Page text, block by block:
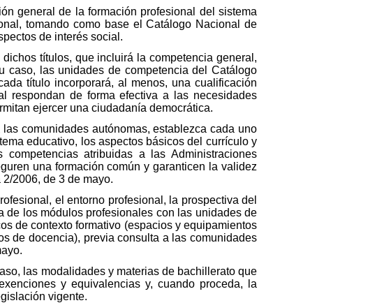
general de la formación profesional del sistema
tomando como base el Catálogo Nacional de
de interés social.
títulos, que incluirá la competencia general,
caso, las unidades de competencia del Catálogo
título incorporará, al menos, una cualificación
respondan de forma efectiva a las necesidades
ejercer una ciudadanía democrática.
comunidades autónomas, establezca cada uno
educativo, los aspectos básicos del currículo y
atribuidas a las Administraciones
una formación común y garanticen la validez
2006, de 3 de mayo.
el entorno profesional, la prospectiva del
de los módulos profesionales con las unidades de
de contexto formativo (espacios y equipamientos
de docencia), previa consulta a las comunidades
las modalidades y materias de bachillerato que
y equivalencias y, cuando proceda, la
vigente.